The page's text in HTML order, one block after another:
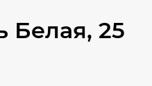
Белая, 25